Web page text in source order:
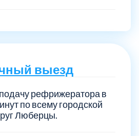
выезд
рефрижератора в
по всему городской
Люберцы.